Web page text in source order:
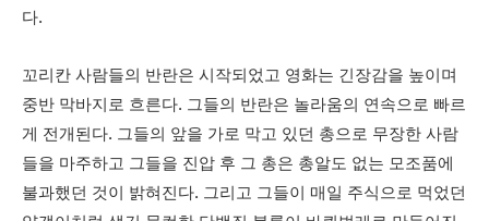
다.
꼬리칸 사람들의 반란은 시작되었고 영화는 긴장감을 높이며
중반 막바지로 흐른다. 그들의 반란은 놀라움의 연속으로 빠르
게 전개된다. 그들의 앞을 가로 막고 있던 총으로 무장한 사람
들을 마주하고 그들을 진압 후 그 총은 총알도 없는 모조품에
불과했던 것이 밝혀진다. 그리고 그들이 매일 주식으로 먹었던